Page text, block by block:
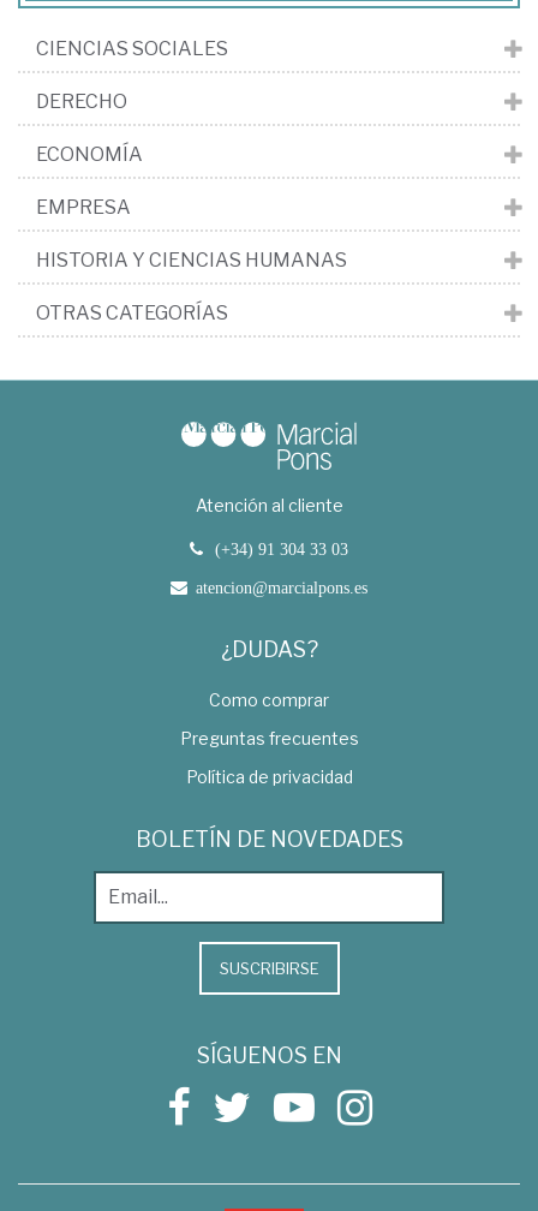
CIENCIAS SOCIALES
DERECHO
ECONOMÍA
EMPRESA
HISTORIA Y CIENCIAS HUMANAS
OTRAS CATEGORÍAS
Atención al cliente
(+34) 91 304 33 03
atencion@marcialpons.es
¿DUDAS?
Como comprar
Preguntas frecuentes
Política de privacidad
BOLETÍN DE NOVEDADES
SUSCRIBIRSE
SÍGUENOS EN